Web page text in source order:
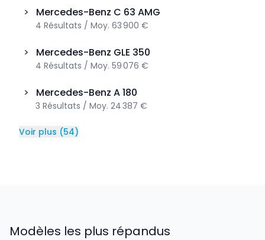
> Mercedes-Benz C 63 AMG
4 Résultats / Moy. 63 900 €
> Mercedes-Benz GLE 350
4 Résultats / Moy. 59 076 €
> Mercedes-Benz A 180
3 Résultats / Moy. 24 387 €
Voir plus (54)
Modèles les plus répandus